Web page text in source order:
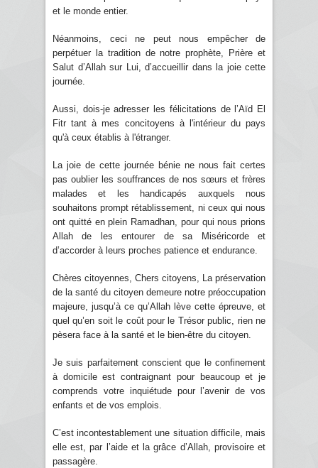
et le monde entier.
Néanmoins, ceci ne peut nous empêcher de
perpétuer la tradition de notre prophète, Prière et
Salut d’Allah sur Lui, d’accueillir dans la joie cette
journée.
Aussi, dois-je adresser les félicitations de l’Aïd El
Fitr tant à mes concitoyens à l'intérieur du pays
qu'à ceux établis à l'étranger.
La joie de cette journée bénie ne nous fait certes
pas oublier les souffrances de nos sœurs et frères
malades et les handicapés auxquels nous
souhaitons prompt rétablissement, ni ceux qui nous
ont quitté en plein Ramadhan, pour qui nous prions
Allah de les entourer de sa Miséricorde et
d’accorder à leurs proches patience et endurance.
Chères citoyennes, Chers citoyens, La préservation
de la santé du citoyen demeure notre préoccupation
majeure, jusqu’à ce qu’Allah lève cette épreuve, et
quel qu’en soit le coût pour le Trésor public, rien ne
pèsera face à la santé et le bien-être du citoyen.
Je suis parfaitement conscient que le confinement
à domicile est contraignant pour beaucoup et je
comprends votre inquiétude pour l’avenir de vos
enfants et de vos emplois.
C’est incontestablement une situation difficile, mais
elle est, par l’aide et la grâce d’Allah, provisoire et
passagère.